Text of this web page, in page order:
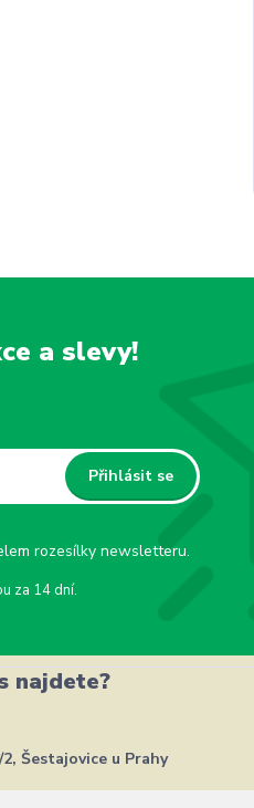
a slevy!
Přihlásit se
rozesílky newsletteru.
za 14 dní.
najdete?
2, Šestajovice u Prahy